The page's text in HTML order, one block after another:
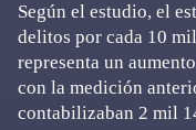
Según el estudio, el
delitos por cada 10
representa un
con la medición
contabilizaban 2 mil